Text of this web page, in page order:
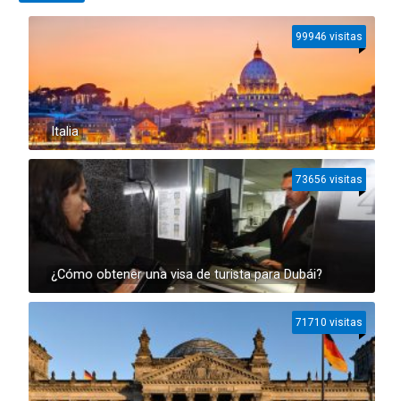
Italia
99946 visitas
¿Cómo obtener una visa de turista para Dubái?
73656 visitas
71710 visitas